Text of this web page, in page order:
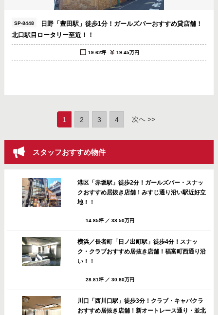
SP-8448
日野「豊田駅」徒歩1分！ガールズバーおすすめ貸店舗！
北口駅目ロータリー至近！！
19.62坪 19.45万円
1 (current)
2 3 4 次へ >>
スタッフおすすめ物件
港区「赤坂駅」徒歩2分！ガールズバー・スナッ
クおすすめ居抜き店舗！みすじ通り沿い駅近好立
地！！
14.85坪 ／ 38.50万円
横浜／長者町「日ノ出町駅」徒歩4分！スナッ
ク・クラブおすすめ居抜き店舗！福富町西通り沿
い！！
28.81坪 ／ 30.80万円
川口「西川口駅」徒歩3分！クラブ・キャバクラ
おすすめ居抜き店舗！新オートレース通り・並北